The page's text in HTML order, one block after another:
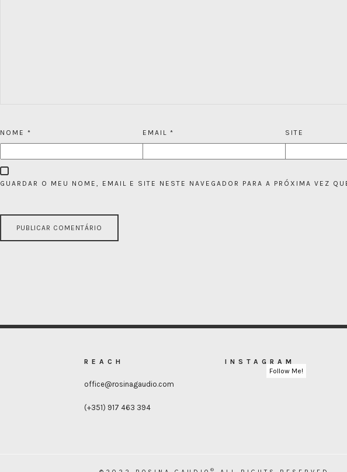
NOME * EMAIL* SITE
GUARDAR O MEU NOME, EMAIL E SITE NESTE NAVEGADOR PARA A PRÓXIMA VEZ
REACH
office@rosinagaudio.com
(+351) 917 463 394
INSTAGRAM
Follow Me!
®